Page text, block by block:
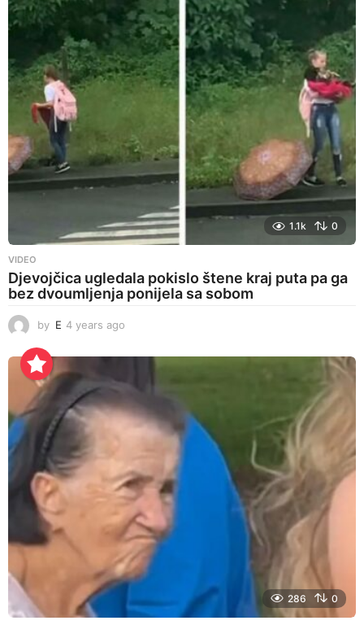
r
s
a
g
o
1.1k 0
VIDEO
Djevojčica ugledala pokislo štene kraj puta pa ga
bez dvoumljenja ponijela sa sobom
by E 4 years ago
e
r
s
a
286 0